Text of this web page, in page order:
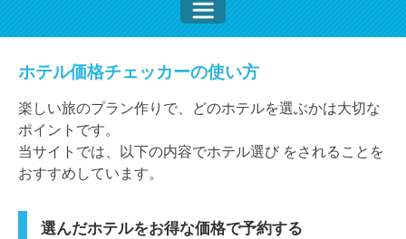
ホテル価格チェッカーの使い方
楽しい旅のプラン作りで、どのホテルを選ぶかは大切な
ポイントです。
当サイトでは、以下の内容でホテル選び をされることを
おすすめしています。
選んだホテルをお得な価格で予約する